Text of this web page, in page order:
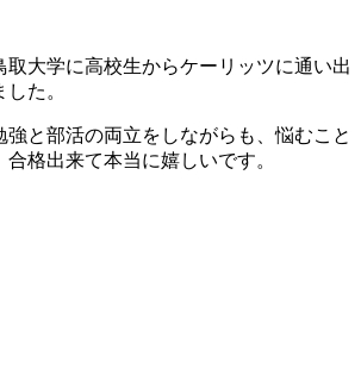
大学に高校生からケーリッツに通い出
た。
強と部活の両立をしながらも、悩むこと
格出来て本当に嬉しいです。